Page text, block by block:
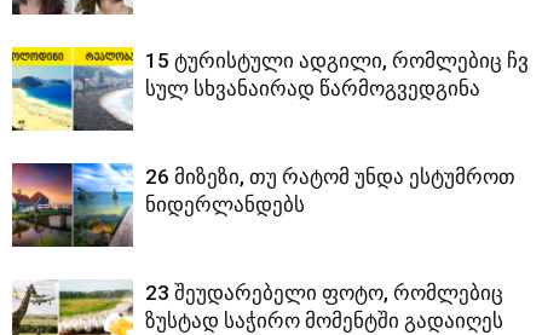
15 ტურისტული ადგილი, რომლებიც
სულ სხვანაირად წარმოგვედგინა
26 მიზეზი, თუ რატომ უნდა ესტუმროთ
ნიდერლანდებს
23 შეუდარებელი ფოტო, რომლებიც
ზუსტად საჭირო მომენტში გადაიღეს